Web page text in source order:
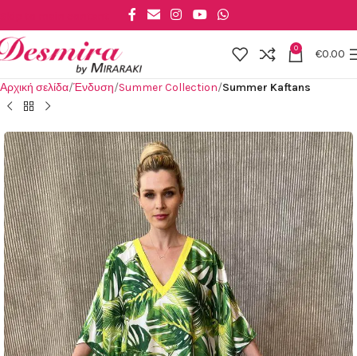
0 €0.00
Αρχική σελίδα Ένδυση Summer Collection Summer Kaftans